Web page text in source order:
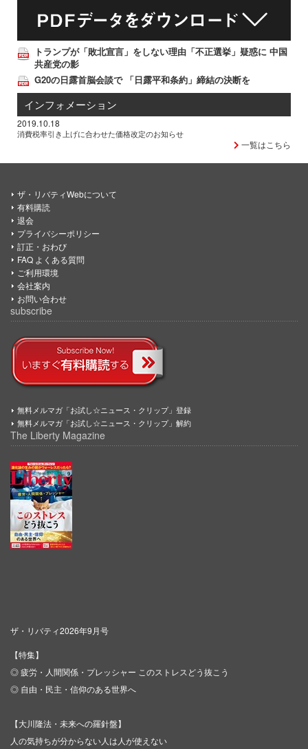
トランプが「敗北宣言」をしない理由「不正選挙」疑惑に 中国
共産党の影
G20の日露首脳会談で 「日露平和条約」締結の決断を
インフォメーション
2019.10.18
消費税率引き上げに合わせた価格改定のお知らせ
一覧はこちら
ザ・リバティWebについて
有料購読
退会
プライバシーポリシー
訂正・おわび
FAQ よくある質問
ご利用環境
会社案内
お問い合わせ
subscribe
無料メルマガ「お試し☆ニュース・クリップ」登録
無料メルマガ「お試し☆ニュース・クリップ」解約
The Liberty Magazine
ザ・リバティ2026年9月号
【特集】
◎ 疲労・人間関係・プレッシャー このストレスどう抜こう
◎ 自由・民主・信仰のある世界へ
【大川隆法・未来への羅針盤】
人の気持ちが分からない人は人が使えない